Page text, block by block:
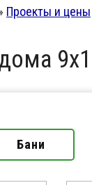
Проекты и цены
Бани